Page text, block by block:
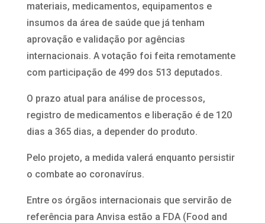
materiais, medicamentos, equipamentos e
insumos da área de saúde que já tenham
aprovação e validação por agências
internacionais. A votação foi feita remotamente
com participação de 499 dos 513 deputados.
O prazo atual para análise de processos,
registro de medicamentos e liberação é de 120
dias a 365 dias, a depender do produto.
Pelo projeto, a medida valerá enquanto persistir
o combate ao coronavírus.
Entre os órgãos internacionais que servirão de
referência para Anvisa estão a FDA (Food and